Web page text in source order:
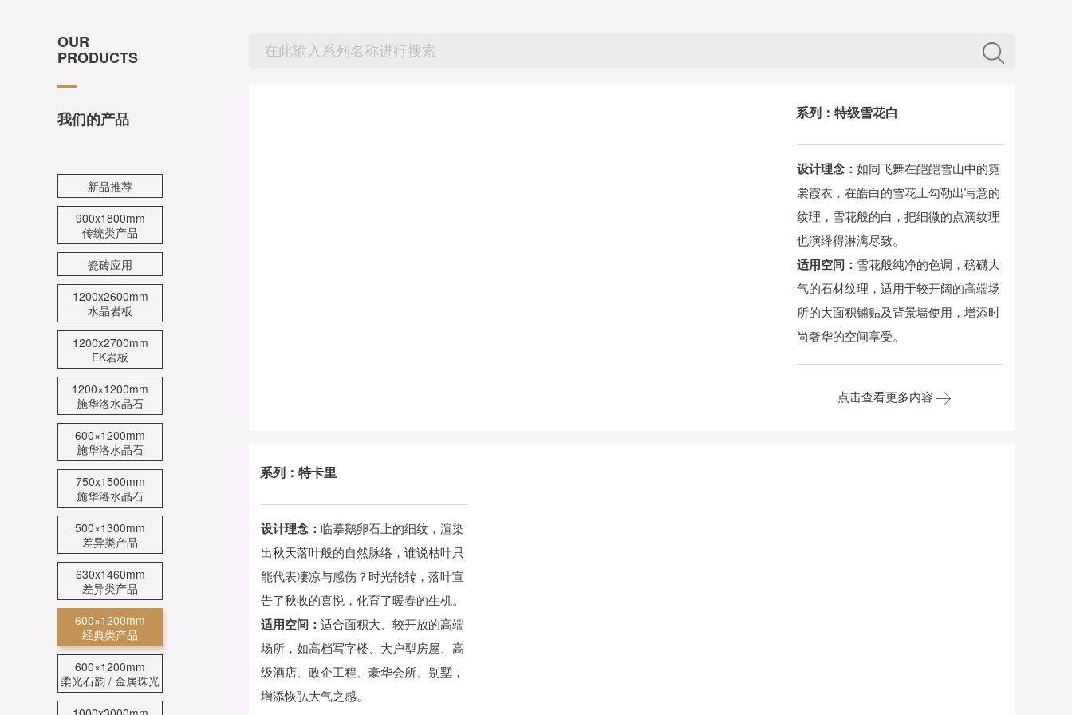
OUR
PRODUCTS
我们的产品
新品推荐
900x1800mm
传统类产品
瓷砖应用
1200x2600mm
水晶岩板
1200x2700mm
EK岩板
1200×1200mm
施华洛水晶石
600×1200mm
施华洛水晶石
750x1500mm
施华洛水晶石
500×1300mm
差异类产品
630x1460mm
差异类产品
600×1200mm
经典类产品
600×1200mm
柔光石韵 / 金属珠光
系列：特级雪花白
设计理念： 如同飞舞在皑皑雪山中的霓
裳霞衣，在皓白的雪花上勾勒出写意的
纹理，雪花般的白，把细微的点滴纹理
也演绎得淋漓尽致。
适用空间： 雪花般纯净的色调，磅礴大
气的石材纹理，适用于较开阔的高端场
所的大面积铺贴及背景墙使用，增添时
尚奢华的空间享受。
点击查看更多内容
系列：特卡里
设计理念： 临摹鹅卵石上的细纹，渲染
出秋天落叶般的自然脉络，谁说枯叶只
能代表凄凉与感伤？时光轮转，落叶宣
告了秋收的喜悦，化育了暖春的生机。
适用空间： 适合面积大、较开放的高端
场所，如高档写字楼、大户型房屋、高
级酒店、政企工程、豪华会所、别墅，
增添恢弘大气之感。